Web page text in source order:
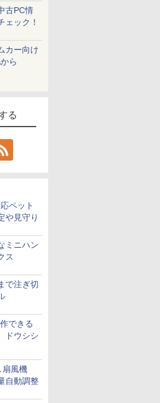
古PC情
ェック！
カー向け
ら
る
ペット
や見守り
ミニハン
ス
で注ぎ切
できる
ドウシシ
扇風機
自動調整